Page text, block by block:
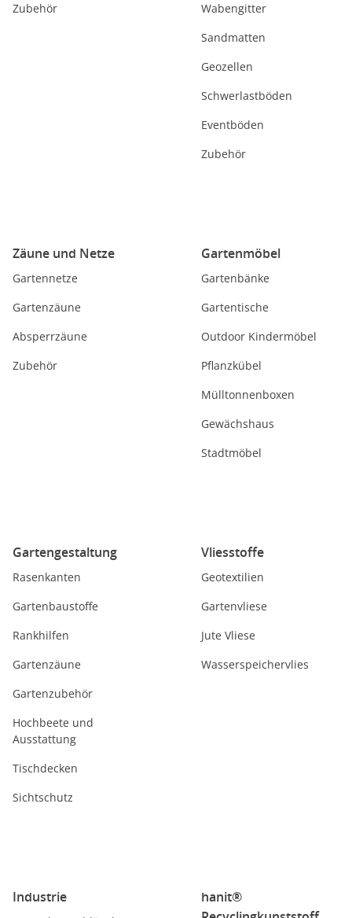
Zubehör
Wabengitter
Sandmatten
Geozellen
Schwerlastböden
Eventböden
Zubehör
Zäune und Netze
Gartennetze
Gartenzäune
Absperrzäune
Zubehör
Gartenmöbel
Gartenbänke
Gartentische
Outdoor Kindermöbel
Pflanzkübel
Mülltonnenboxen
Gewächshaus
Stadtmöbel
Gartengestaltung
Rasenkanten
Gartenbaustoffe
Rankhilfen
Gartenzäune
Gartenzubehör
Hochbeete und
Ausstattung
Tischdecken
Sichtschutz
Vliesstoffe
Geotextilien
Gartenvliese
Jute Vliese
Wasserspeichervlies
Industrie
hanit®